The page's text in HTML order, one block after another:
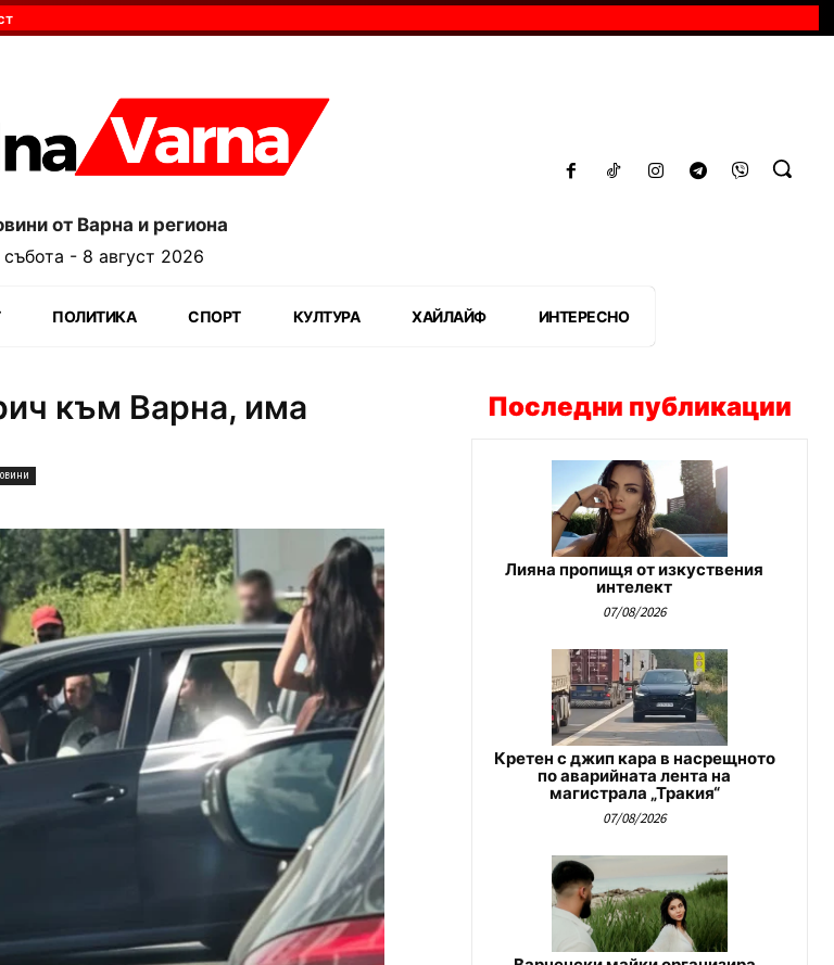
от Варна и региона
събота - 8 август 2026
ПОЛИТИКА СПОРТ КУЛТУРА ХАЙЛАЙФ ИНТЕРЕСНО
към Варна, има
Последни публикации
Лияна пропищя от изкуствения
интелект
07/08/2026
Кретен с джип кара в насрещното
по аварийната лента на
магистрала „Тракия“
07/08/2026